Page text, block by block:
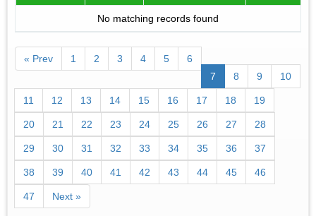
No matching records found
« Prev 1 2 3 4 5
6
7
8 9 10
11 12 13 14 15 16 17 18 19
20 21 22 23 24 25 26 27 28
29 30 31 32 33 34 35 36 37
38 39 40 41 42 43 44 45 46
47 Next »